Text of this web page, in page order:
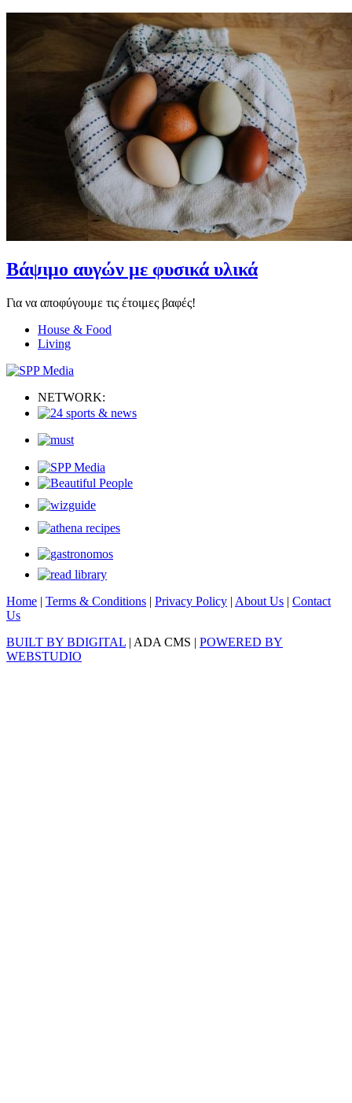
Βάψιμο αυγών με φυσικά υλικά
Για να αποφύγουμε τις έτοιμες βαφές!
House & Food
Living
NETWORK:
Home | Terms & Conditions | Privacy Policy | About Us | Contact
Us
BUILT BY BDIGITAL | ADA CMS | POWERED BY
WEBSTUDIO